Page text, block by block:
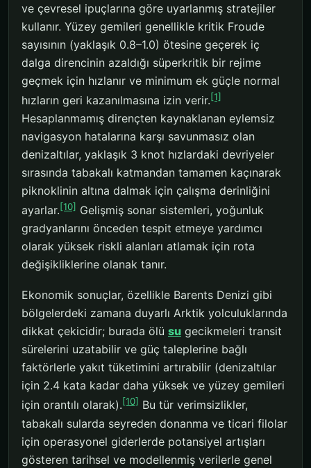
ve çevresel ipuçlarına göre uyarlanmış stratejiler
kullanır. Yüzey gemileri genellikle kritik Froude
sayısının (yaklaşık 0.8–1.0) ötesine geçerek iç
dalga direncinin azaldığı süperkritik bir rejime
geçmek için hızlanır ve minimum ek güçle normal
hızların geri kazanılmasına izin verir.[1]
Hesaplanmamış dirençten kaynaklanan eylemsiz
navigasyon hatalarına karşı savunmasız olan
denizaltılar, yaklaşık 3 knot hızlardaki devriyeler
sırasında tabakalı katmandan tamamen kaçınarak
piknoklinin altına dalmak için çalışma derinliğini
ayarlar.[10] Gelişmiş sonar sistemleri, yoğunluk
gradyanlarını önceden tespit etmeye yardımcı
olarak yüksek riskli alanları atlamak için rota
değişikliklerine olanak tanır.
Ekonomik sonuçlar, özellikle Barents Denizi gibi
bölgelerdeki zamana duyarlı Arktik yolculuklarında
dikkat çekicidir; burada ölü su gecikmeleri transit
sürelerini uzatabilir ve güç taleplerine bağlı
faktörlerle yakıt tüketimini artırabilir (denizaltılar
için 2.4 kata kadar daha yüksek ve yüzey gemileri
için orantılı olarak).[10] Bu tür verimsizlikler,
tabakalı sularda seyreden donanma ve ticari filolar
için operasyonel giderlerde potansiyel artışları
gösteren tarihsel ve modellenmiş verilerle genel